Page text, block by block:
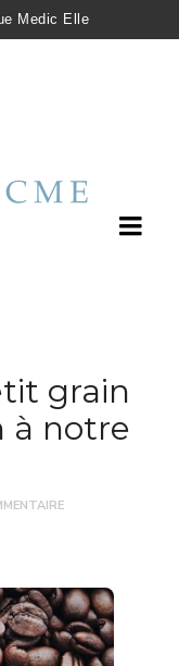
Medic Elle
grain
à notre